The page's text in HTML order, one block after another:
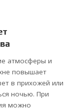
атмосферы и
повышает
в прихожей или
ночью. При
можно